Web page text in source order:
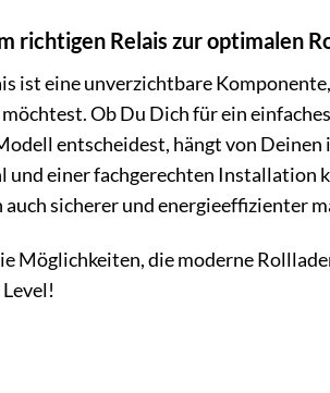
richtigen Relais zur optimalen
ist eine unverzichtbare
Ob Du Dich für ein
entscheidest, hängt von
und einer fachgerechten Installation
auch sicherer und energieeffizienter
Möglichkeiten, die moderne